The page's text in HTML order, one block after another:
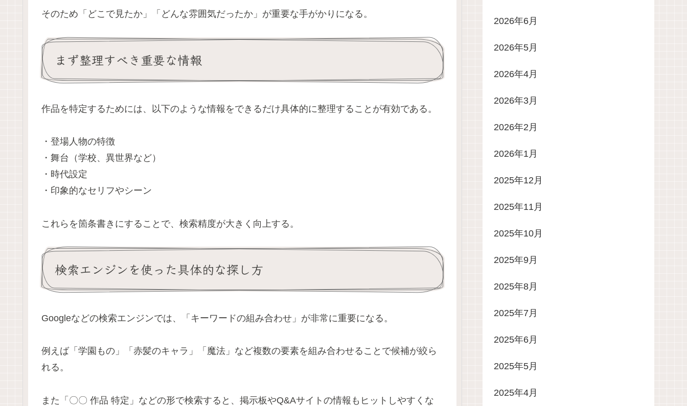
そのため「どこで見たか」「どんな雰囲気だったか」が重要な手がかりになる。
まず整理すべき重要な情報
作品を特定するためには、以下のような情報をできるだけ具体的に整理することが有効である。
・登場人物の特徴
・舞台（学校、異世界など）
・時代設定
・印象的なセリフやシーン
これらを箇条書きにすることで、検索精度が大きく向上する。
検索エンジンを使った具体的な探し方
Googleなどの検索エンジンでは、「キーワードの組み合わせ」が非常に重要になる。
例えば「学園もの」「赤髪のキャラ」「魔法」など複数の要素を組み合わせることで候補が絞ら
れる。
また「〇〇 作品 特定」などの形で検索すると、掲示板やQ&Aサイトの情報もヒットしやすくな
2026年6月
2026年5月
2026年4月
2026年3月
2026年2月
2026年1月
2025年12月
2025年11月
2025年10月
2025年9月
2025年8月
2025年7月
2025年6月
2025年5月
2025年4月